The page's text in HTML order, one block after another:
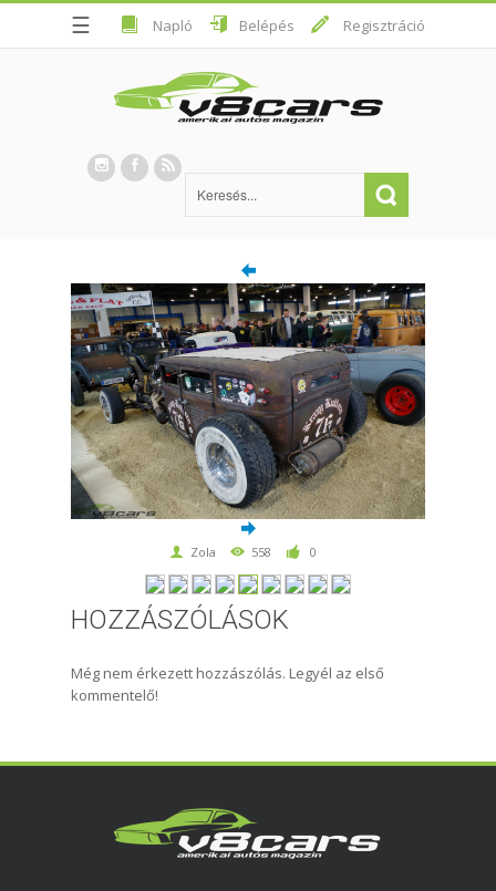
☰ Napló Belépés Regisztráció
Zola 558 0
HOZZÁSZÓLÁSOK
Még nem érkezett hozzászólás. Legyél az első
kommentelő!